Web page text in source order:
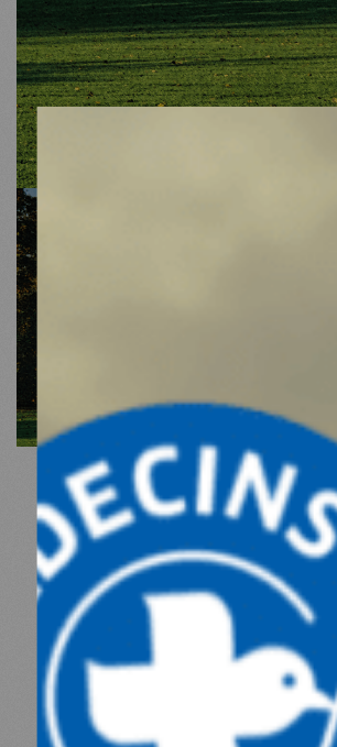
MDM
SUR LE TERRAIN
ACTUALITÉS
NOUS SOUTENIR
NOUS REJOINDRE
RESSOURCES
ESPACE DONATEURS
COMITÉ DES DONATEURS
ESPACE PRESSE
NOS PARTENAIRES